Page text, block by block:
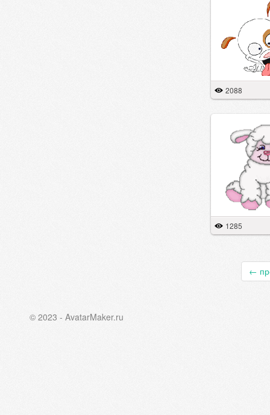
2088
1285
←
© 2023 - AvatarMaker.ru